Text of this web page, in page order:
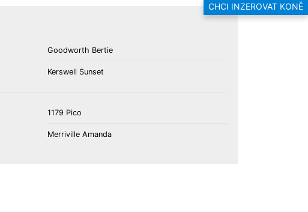
CHCI INZEROVAT KONĚ
Goodworth Bertie
Kerswell Sunset
1179 Pico
Merriville Amanda